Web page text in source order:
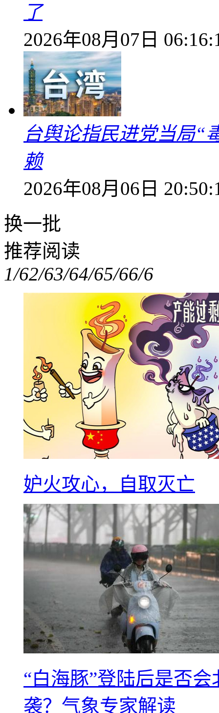
了
2026年08月07日
台舆论指民进党当局“
赖
2026年08月06日
换一批
推荐阅读
1/62/63/64/65/66/6
妒火攻心，自取灭亡
“白海豚”登陆后是否
袭？气象专家解读